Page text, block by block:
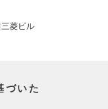
菱ビル
づいた